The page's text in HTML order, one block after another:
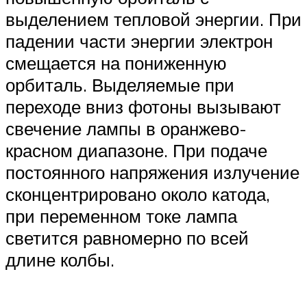
выделением тепловой энергии. При
падении части энергии электрон
смещается на пониженную
орбиталь. Выделяемые при
переходе вниз фотоны вызывают
свечение лампы в оранжево-
красном диапазоне. При подаче
постоянного напряжения излучение
сконцентрировано около катода,
при переменном токе лампа
светится равномерно по всей
длине колбы.